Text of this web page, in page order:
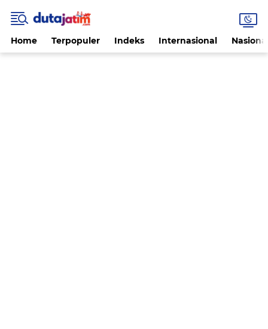
Home Terpopuler Indeks Internasional